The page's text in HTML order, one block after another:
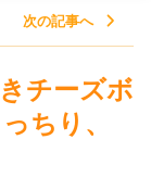
次の記事へ
チーズボ
ちり、